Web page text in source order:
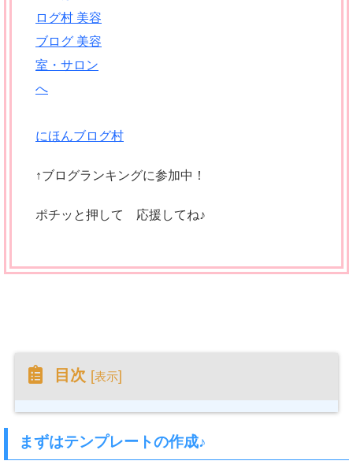
にほんブログ村
↑ブログランキングに参加中！
ポチッと押して 応援してね♪
目次 [表示]
まずはテンプレートの作成♪